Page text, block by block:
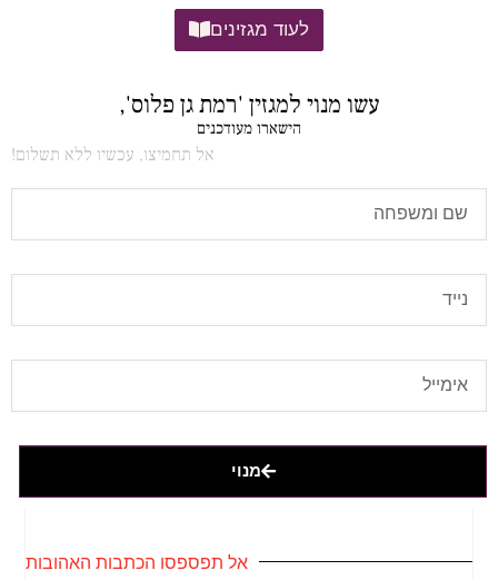
לעוד מגזינים
עשו מנוי למגזין 'רמת גן פלוס',
הישארו מעודכנים
אל תחמיצו, עכשיו ללא תשלום!
מנוי
אל תפספסו הכתבות האהובות